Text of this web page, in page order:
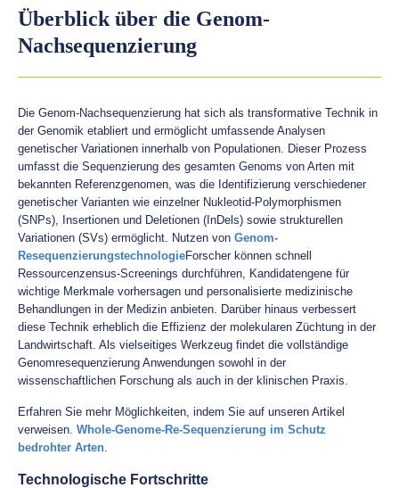
Überblick über die Genom-
Nachsequenzierung
Die Genom-Nachsequenzierung hat sich als transformative Technik in
der Genomik etabliert und ermöglicht umfassende Analysen
genetischer Variationen innerhalb von Populationen. Dieser Prozess
umfasst die Sequenzierung des gesamten Genoms von Arten mit
bekannten Referenzgenomen, was die Identifizierung verschiedener
genetischer Varianten wie einzelner Nukleotid-Polymorphismen
(SNPs), Insertionen und Deletionen (InDels) sowie strukturellen
Variationen (SVs) ermöglicht. Nutzen von Genom-
ResequenzierungstechnologieForscher können schnell
Ressourcenzensus-Screenings durchführen, Kandidatengene für
wichtige Merkmale vorhersagen und personalisierte medizinische
Behandlungen in der Medizin anbieten. Darüber hinaus verbessert
diese Technik erheblich die Effizienz der molekularen Züchtung in der
Landwirtschaft. Als vielseitiges Werkzeug findet die vollständige
Genomresequenzierung Anwendungen sowohl in der
wissenschaftlichen Forschung als auch in der klinischen Praxis.
Erfahren Sie mehr Möglichkeiten, indem Sie auf unseren Artikel
verweisen. Whole-Genome-Re-Sequenzierung im Schutz
bedrohter Arten.
Technologische Fortschritte